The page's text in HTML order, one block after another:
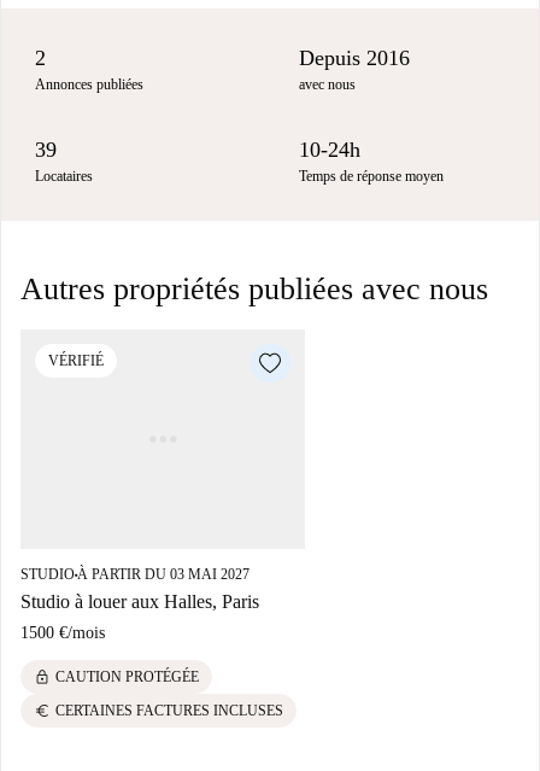
2
Annonces publiées
Depuis 2016
avec nous
39
Locataires
10-24h
Temps de réponse moyen
Autres propriétés publiées avec nous
VÉRIFIÉ
STUDIO■À PARTIR DU 03 MAI 2027
Studio à louer aux Halles, Paris
1500 €/mois
lock CAUTION PROTÉGÉE
euro CERTAINES FACTURES INCLUSES